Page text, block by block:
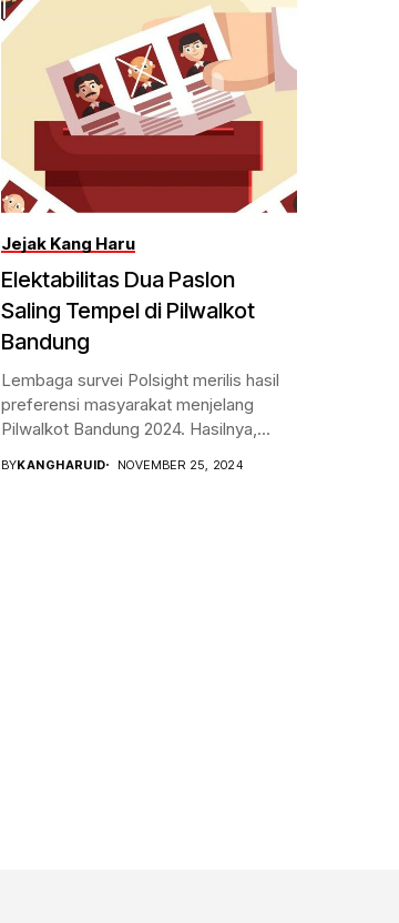
Jejak Kang Haru
Elektabilitas Dua Paslon
Saling Tempel di Pilwalkot
Bandung
Lembaga survei Polsight merilis hasil
preferensi masyarakat menjelang
Pilwalkot Bandung 2024. Hasilnya,...
BYKANGHARUID NOVEMBER 25, 2024